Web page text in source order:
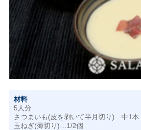
材料
5人分
さつまいも(皮を剥いて半月切り)…中1本
玉ねぎ(薄切り)…1/2個